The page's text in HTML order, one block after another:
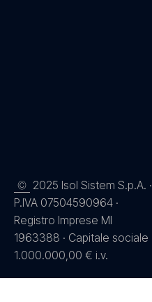
© 2025 Isol Sistem S.p.A. ·
P.IVA 07504590964 ·
Registro Imprese MI
1963388 · Capitale sociale
1.000.000,00 € i.v.